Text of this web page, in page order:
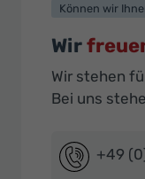
Können wir
Wir
Wir stehen
Bei uns
+49